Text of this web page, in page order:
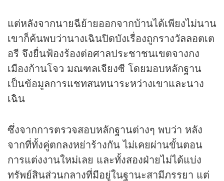
แต่หลังจากนายฉีย้ายออกจากบ้านได้เพียงไม่นาน
เขาก็ค้นพบว่านางเฉินปิดบังเรื่องถูกรางวัลลอตเต
อรี จึงยื่นฟ้องร้องต่อศาลประชาชนเขตจางกง
เมืองก้านโจว มณฑลเจียงซี โดยมอบหลักฐาน
เป็นข้อมูลการแชทสนทนาระหว่างเขาและนาง
เฉิน
ซึ่งจากการตรวจสอบหลักฐานต่างๆ พบว่า หลัง
จากที่ทั้งคู่ตกลงหย่าร้างกัน ไม่เคยผ่านขั้นตอน
การแต่งงานใหม่เลย และทั้งสองฝ่ายไม่ได้แบ่ง
ทรัพย์สินส่วนกลางที่มีอยู่ในฐานะสามีภรรยา แต่